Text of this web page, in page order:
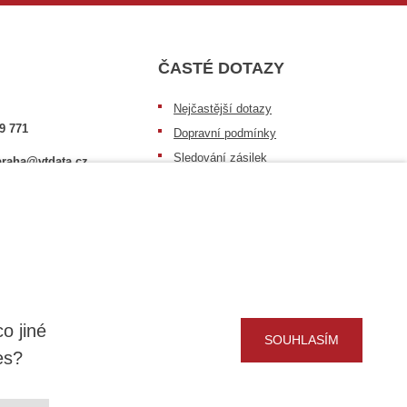
jiné
SOUHLASÍM
771
ČASTÉ DOTAZY
Nejčastější dotazy
Dopravní podmínky
Sledování zásilek